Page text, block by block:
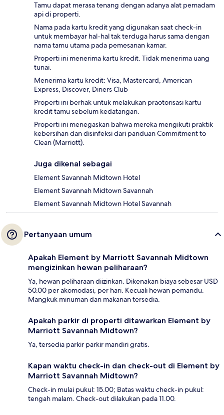
Tamu dapat merasa tenang dengan adanya alat pemadam
api di properti.
Nama pada kartu kredit yang digunakan saat check-in
untuk membayar hal-hal tak terduga harus sama dengan
nama tamu utama pada pemesanan kamar.
Properti ini menerima kartu kredit. Tidak menerima uang
tunai.
Menerima kartu kredit: Visa, Mastercard, American
Express, Discover, Diners Club
Properti ini berhak untuk melakukan praotorisasi kartu
kredit tamu sebelum kedatangan.
Properti ini menegaskan bahwa mereka mengikuti praktik
kebersihan dan disinfeksi dari panduan Commitment to
Clean (Marriott).
Juga dikenal sebagai
Element Savannah Midtown Hotel
Element Savannah Midtown Savannah
Element Savannah Midtown Hotel Savannah
Pertanyaan umum
Apakah Element by Marriott Savannah Midtown
mengizinkan hewan peliharaan?
Ya, hewan peliharaan diizinkan. Dikenakan biaya sebesar USD
50.00 per akomodasi, per hari. Kecuali hewan pemandu.
Mangkuk minuman dan makanan tersedia.
Apakah parkir di properti ditawarkan Element by
Marriott Savannah Midtown?
Ya, tersedia parkir parkir mandiri gratis.
Kapan waktu check-in dan check-out di Element by
Marriott Savannah Midtown?
Check-in mulai pukul: 15.00; Batas waktu check-in pukul:
tengah malam. Check-out dilakukan pada 11.00.